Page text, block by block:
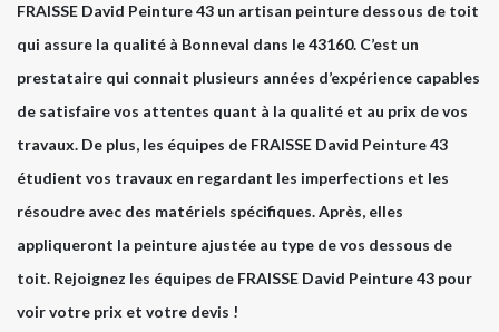
FRAISSE David Peinture 43 un artisan peinture dessous de toit
qui assure la qualité à Bonneval dans le 43160. C’est un
prestataire qui connait plusieurs années d’expérience capables
de satisfaire vos attentes quant à la qualité et au prix de vos
travaux. De plus, les équipes de FRAISSE David Peinture 43
étudient vos travaux en regardant les imperfections et les
résoudre avec des matériels spécifiques. Après, elles
appliqueront la peinture ajustée au type de vos dessous de
toit. Rejoignez les équipes de FRAISSE David Peinture 43 pour
voir votre prix et votre devis !